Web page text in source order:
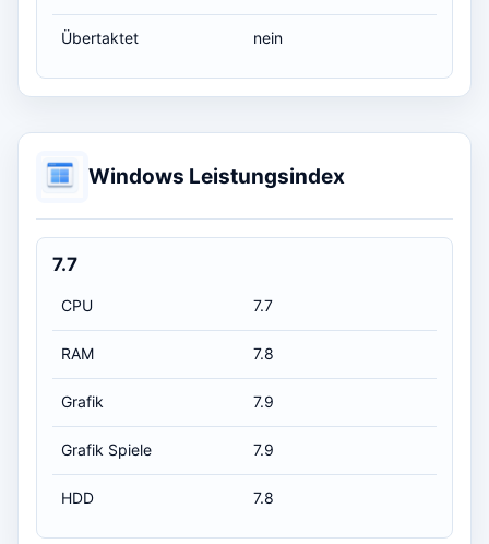
Übertaktet nein
Windows Leistungsindex
7.7
CPU 7.7
RAM 7.8
Grafik 7.9
Grafik Spiele 7.9
HDD 7.8